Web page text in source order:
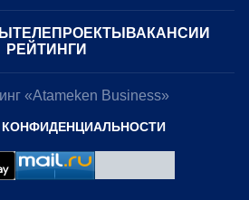
ТЕЛЕПРОЕКТЫ ВАКАНСИИ
РЕЙТИНГИ
«Atameken Business»
КОНФИДЕНЦИАЛЬНОСТИ